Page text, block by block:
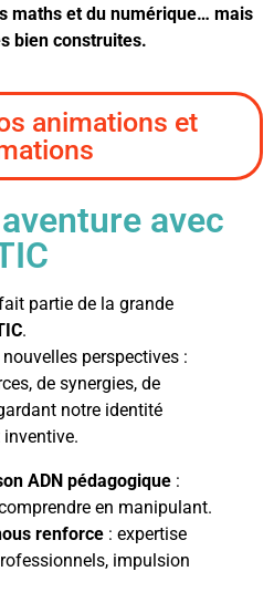
maths et du numérique… mais
bien construites.
animations et
avec
partie de la grande
.
perspectives :
de synergies, de
notre identité
inventive.
ADN pédagogique :
en manipulant.
renforce : expertise
impulsion